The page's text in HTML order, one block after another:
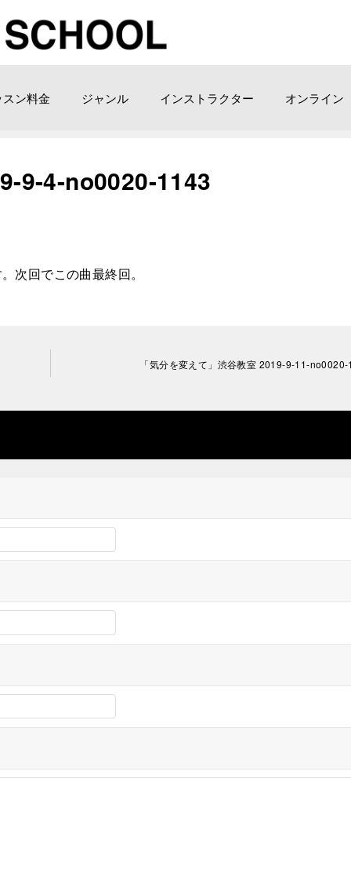
ン料金 ジャンル インストラクター オンライン
9-4-no0020-1143
次回でこの曲最終回。
「気分を変えて」渋谷教室 2019-9-11-